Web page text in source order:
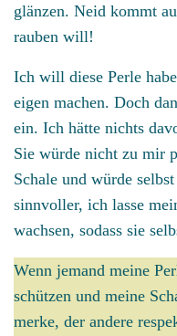
glänzen. Neid kommt
rauben will!
Ich will diese Perle
eigen machen. Doch
ein. Ich hätte nichts
Sie würde nicht zu mir
Schale und würde
sinnvoller, ich lasse
wachsen, sodass sie
Wenn jemand meine
schützen und meine
merke, der andere